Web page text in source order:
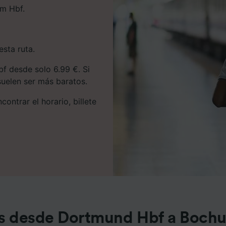
Hbf.
ruta.
desde solo 6.99 €. Si
ser más baratos.
el horario, billete
desde Dortmund Hbf a